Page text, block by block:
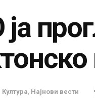
Култура Најнови вести